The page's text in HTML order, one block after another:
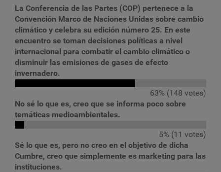
La Conferencia de las Partes (COP) pertenece a la
Convención Marco de Naciones Unidas sobre cambio
climático y celebra su edición número 25. En este
encuentro se toman decisiones políticas a nivel
internacional para combatir el cambio climático o
disminuir las emisiones de gases de efecto
invernadero.
63% (148 votes)
No sé lo que es, creo que se informa poco sobre
temáticas medioambientales.
5% (11 votes)
Sé lo que es, pero no creo en el objetivo de dicha
Cumbre, creo que simplemente es marketing para las
instituciones.